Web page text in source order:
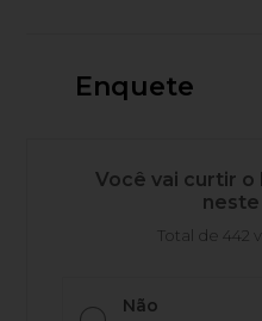
Enquete
Você vai curtir
neste
Total de 442
Não